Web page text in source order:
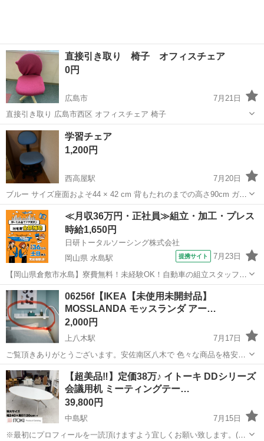
直接引き取り 椅子 オフィスチェア
0円
広島市
7月21日
直接引き取り 広島市西区 オフィスチェア 椅子
広島 広島市 オフィス用家具
学習チェア
1,200円
西高屋駅
7月20日
ブルー サイズ座面およそ44 × 42 cm 背もたれのまでの高さ90cm ガス
圧昇降機能付き座面の高さおよそ41〜52cm 座面の高さを横のレバー
で簡単に調節できます（写真三枚目） 座面の裏には背もたれの奥行き
を調節...
広島 東広島市 西高屋駅 オフィス用家具 背もたれ
≪月収36万円・正社員≫組立・加工・プレス
時給1,650円
日研トータルソーシング株式会社
岡山県 水島駅
提携サイト 7月23日
【岡山県倉敷市水島】寮費無料！未経験OK！自動車の組立スタッフ
《お仕事No.NS0089》 お仕事について 車の組立作業です。専用レール
に乗って流れてくる車の骨組みに、車内外の各部品・ハンドル・足回
り・ドア・シートなどの各...
岡山 倉敷市 水島駅 その他
06256f【IKEA【未使用未開封品】
MOSSLANDA モッスランダ アー…
2,000円
上八木駅
7月17日
ご覧頂きありがとうございます。安佐南区八木で 色々な商品を格安販
売しております。 まとめてご購入して頂ければ、お値引きさせて頂き
ます！ (3%から10%程度) 限界価格の商品もございますので場合によっ
ては値引きが出来ない...
広島 広島市 上八木駅 オフィス用家具 アート
【超美品‼️】定価38万♪ イトーキ DDシリーズ
会議用机 ミーティングテー…
39,800円
中島駅
7月15日
※最初にプロフィールを一読頂けますよう宜しくお願い致します。(当